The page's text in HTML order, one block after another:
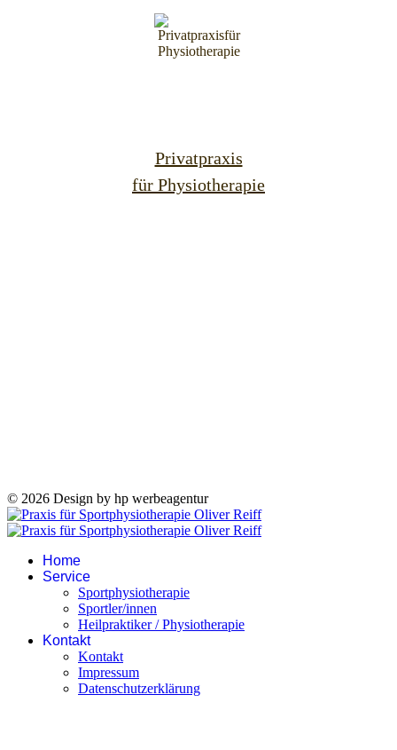
Privatpraxis
für Physiotherapie
© 2026 Design by hp werbeagentur
Home
Service
Sportphysiotherapie
Sportler/innen
Heilpraktiker / Physiotherapie
Kontakt
Kontakt
Impressum
Datenschutzerklärung